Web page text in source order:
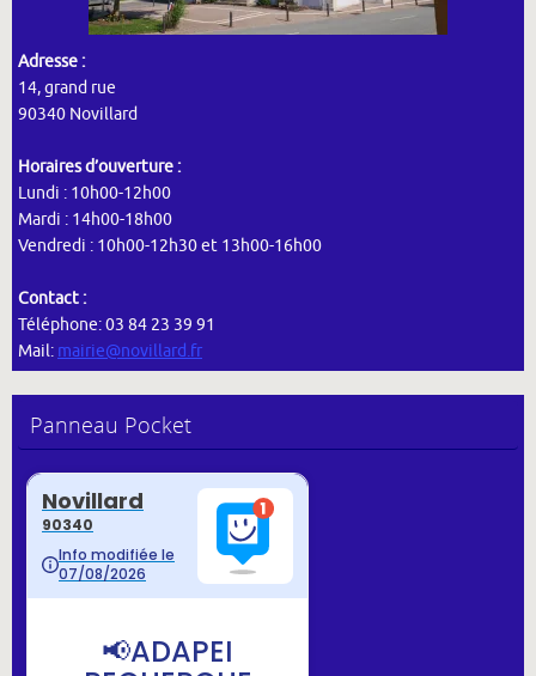
Adresse :
14, grand rue
90340 Novillard
Horaires d’ouverture :
Lundi : 10h00-12h00
Mardi : 14h00-18h00
Vendredi : 10h00-12h30 et 13h00-16h00
Contact :
Téléphone: 03 84 23 39 91
Mail: mairie@novillard.fr
Panneau Pocket